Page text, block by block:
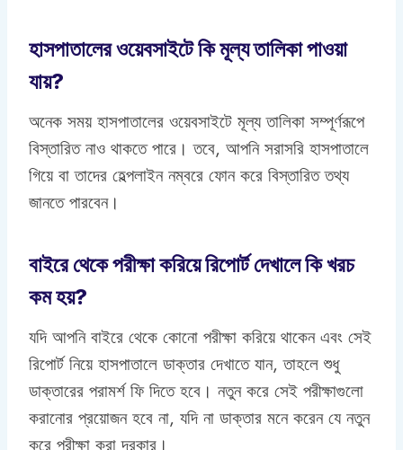
হাসপাতালের ওয়েবসাইটে কি মূল্য তালিকা পাওয়া
যায়?
অনেক সময় হাসপাতালের ওয়েবসাইটে মূল্য তালিকা সম্পূর্ণরূপে
বিস্তারিত নাও থাকতে পারে। তবে, আপনি সরাসরি হাসপাতালে
গিয়ে বা তাদের হেল্পলাইন নম্বরে ফোন করে বিস্তারিত তথ্য
জানতে পারবেন।
বাইরে থেকে পরীক্ষা করিয়ে রিপোর্ট দেখালে কি খরচ
কম হয়?
যদি আপনি বাইরে থেকে কোনো পরীক্ষা করিয়ে থাকেন এবং সেই
রিপোর্ট নিয়ে হাসপাতালে ডাক্তার দেখাতে যান, তাহলে শুধু
ডাক্তারের পরামর্শ ফি দিতে হবে। নতুন করে সেই পরীক্ষাগুলো
করানোর প্রয়োজন হবে না, যদি না ডাক্তার মনে করেন যে নতুন
করে পরীক্ষা করা দরকার।